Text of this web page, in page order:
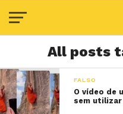
All posts
FALSO
O vídeo de
sem utilizar